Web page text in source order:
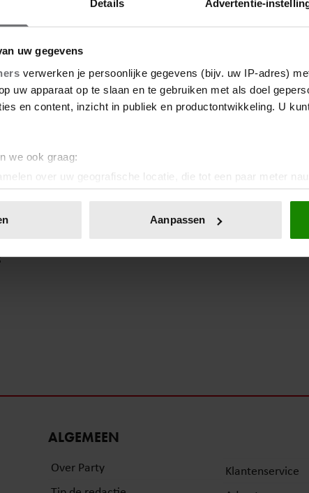
Details Advertentie-
uw gegevens
verwerken je persoonlijke gegevens (bijv. uw IP-adres)
uw apparaat op te slaan en te gebruiken met als doel
en content, inzicht in publiek en productontwikkeling. U
we ook graag:
over uw geografische locatie, die tot een paar meter
door het actief te scannen op specifieke
wijzigen of intrekken in de Cookieverklaring.
content en advertenties te personaliseren, om functies voor
Aanpassen
ALGEMEEN
Over Party
Klantenservice